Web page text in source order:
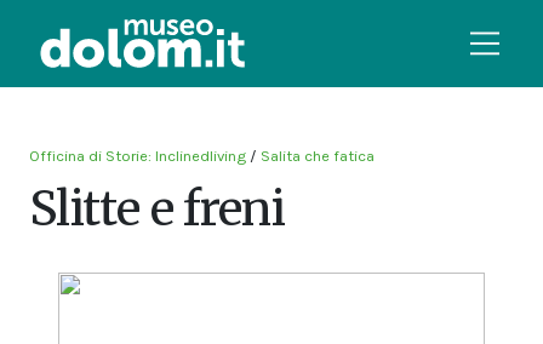
Officina di Storie: Inclinedliving / Salita che fatica
Slitte e freni